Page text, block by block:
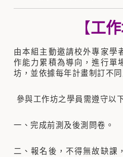
【工作
由本組主動邀請校外專家學
作能力累積為導向，進行單
坊，並依據每年計畫制訂不同
參與工作坊之學員需遵守以
一、完成前測及後測問卷。
二、報名後，不得無故缺課